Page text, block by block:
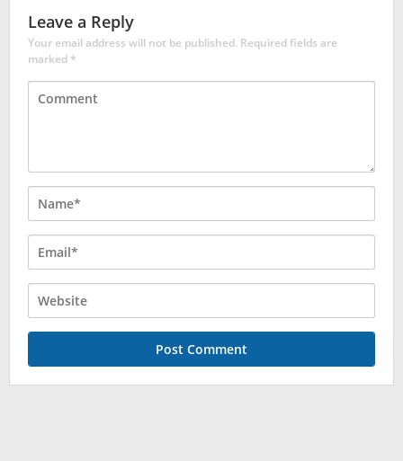
Leave a Reply
Your email address will not be published. Required fields are
marked*